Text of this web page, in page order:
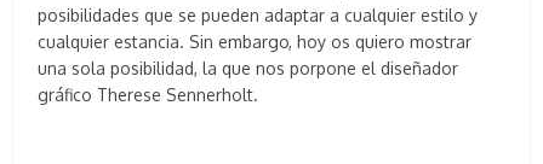
posibilidades que se pueden adaptar a cualquier estilo y
cualquier estancia. Sin embargo, hoy os quiero mostrar
una sola posibilidad, la que nos porpone el diseñador
gráfico Therese Sennerholt.